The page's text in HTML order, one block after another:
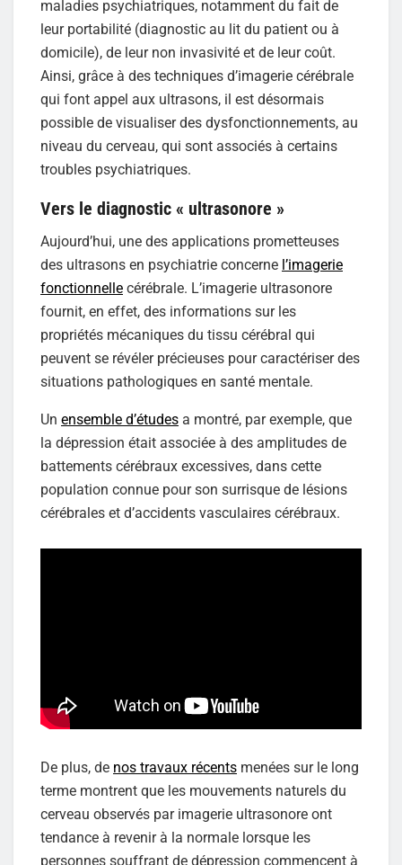
maladies psychiatriques, notamment du fait de
leur portabilité (diagnostic au lit du patient ou à
domicile), de leur non invasivité et de leur coût.
Ainsi, grâce à des techniques d’imagerie cérébrale
qui font appel aux ultrasons, il est désormais
possible de visualiser des dysfonctionnements, au
niveau du cerveau, qui sont associés à certains
troubles psychiatriques.
Vers le diagnostic « ultrasonore »
Aujourd’hui, une des applications prometteuses
des ultrasons en psychiatrie concerne l’imagerie
fonctionnelle cérébrale. L’imagerie ultrasonore
fournit, en effet, des informations sur les
propriétés mécaniques du tissu cérébral qui
peuvent se révéler précieuses pour caractériser des
situations pathologiques en santé mentale.
Un ensemble d’études a montré, par exemple, que
la dépression était associée à des amplitudes de
battements cérébraux excessives, dans cette
population connue pour son surrisque de lésions
cérébrales et d’accidents vasculaires cérébraux.
De plus, de nos travaux récents menées sur le long
terme montrent que les mouvements naturels du
cerveau observés par imagerie ultrasonore ont
tendance à revenir à la normale lorsque les
personnes souffrant de dépression commencent à